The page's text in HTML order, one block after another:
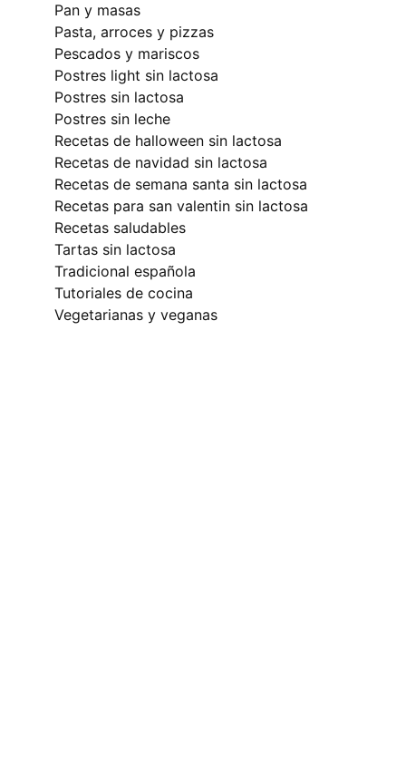
pan y masas
pasta, arroces y pizzas
pescados y mariscos
postres light sin lactosa
postres sin lactosa
postres sin leche
recetas de halloween sin lactosa
recetas de navidad sin lactosa
recetas de semana santa sin lactosa
recetas para san valentin sin lactosa
recetas saludables
tartas sin lactosa
tradicional española
tutoriales de cocina
vegetarianas y veganas